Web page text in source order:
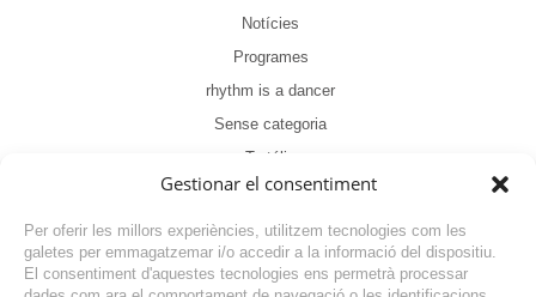
Gestionar el consentiment
Per oferir les millors experiències, utilitzem tecnologies com les
galetes per emmagatzemar i/o accedir a la informació del dispositiu.
El consentiment d'aquestes tecnologies ens permetrà processar
Notícies
Programes
rhythm is a dancer
Sense categoria
Tertúlia